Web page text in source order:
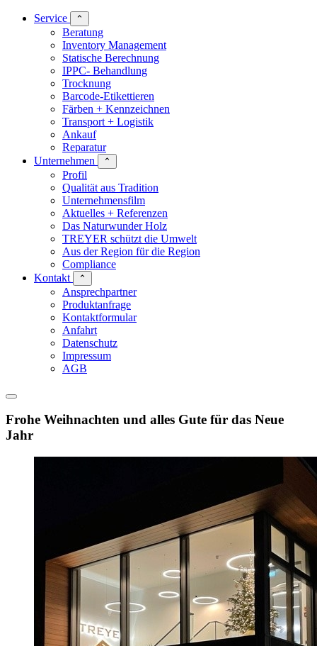
Service ⌃
Beratung
Inventory Management
Statische Berechnung
IPPC- Behandlung
Trocknung
Barcode-Etikettieren
Färben + Kennzeichnen
Transport + Logistik
Ankauf
Reparatur
Unternehmen
⌃
Profil
Qualität aus Tradition
Unternehmensfilm
Aktuelles + Referenzen
Das Naturwunder Holz
TREYER schützt die Umwelt
Aus der Region für die Region
Compliance
Kontakt
⌃
Ansprechpartner
Produktanfrage
Kontaktformular
Anfahrt
Datenschutz
Impressum
AGB
Frohe Weihnachten und alles Gute für das Neue
Jahr